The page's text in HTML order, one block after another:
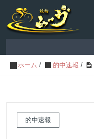
ホーム / 的中速報 /
的中速報